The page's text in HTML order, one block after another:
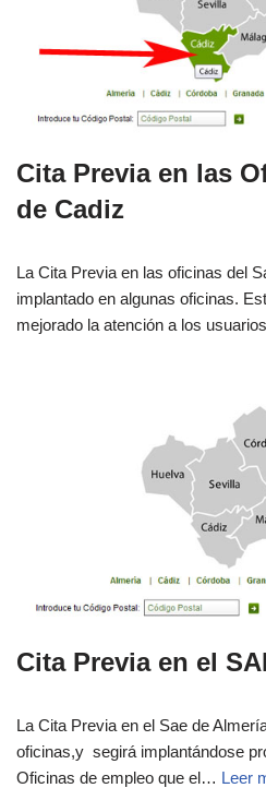
Cita Previa en las
de Cadiz
La Cita Previa en las oficinas del
implantado en algunas oficinas.
mejorado la atención a los
Cita Previa en el
La Cita Previa en el Sae de
oficinas,y segirá implantándose
Oficinas de empleo que el… Leer